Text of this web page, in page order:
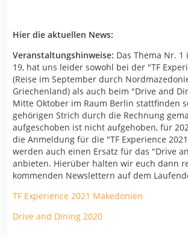
Hier die aktuellen News:
Veranstaltungshinweise: Das Thema Nr. 1
19, hat uns leider sowohl bei der "TF
(Reise im September durch
Griechenland) als auch beim "Drive and
Mitte Oktober im Raum Berlin stattfinden
gehörigen Strich durch die Rechnung
aufgeschoben ist nicht aufgehoben, für
die Anmeldung für die "TF Experience
werden auch einen Ersatz für das "Drive
anbieten. Hierüber halten wir euch dann
kommenden Newslettern auf dem
TF Experience 2021 Makedonien
Drive and Dining 2020